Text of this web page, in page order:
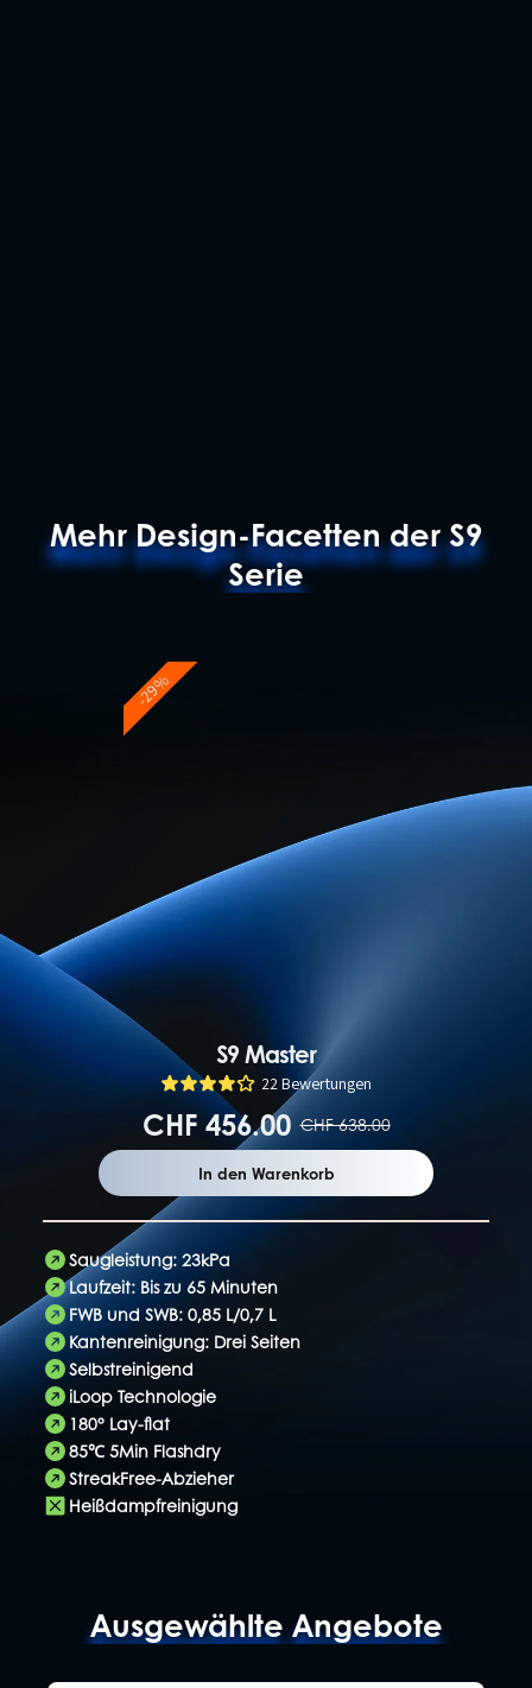
Mehr Design-Facetten der S9
Serie
-29%
S9 Master
22 Bewertungen
CHF 456.00 CHF 638.00
In den Warenkorb
Saugleistung: 23kPa
Laufzeit: Bis zu 65 Minuten
FWB und SWB: 0,85 L/0,7 L
Kantenreinigung: Drei Seiten
Selbstreinigend
iLoop Technologie
180° Lay-flat
85℃ 5Min Flashdry
StreakFree-Abzieher
Heißdampfreinigung
Ausgewählte Angebote